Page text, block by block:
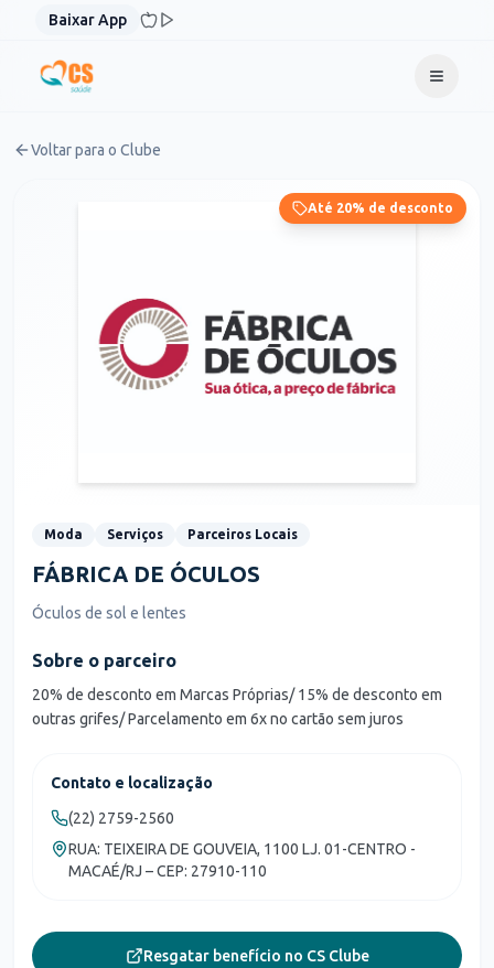
Pular para o conteúdo
Baixar App
Voltar para o Clube
Até 20% de desconto
Moda Serviços Parceiros Locais
FÁBRICA DE ÓCULOS
Óculos de sol e lentes
Sobre o parceiro
20% de desconto em Marcas Próprias/ 15% de desconto em
outras grifes/ Parcelamento em 6x no cartão sem juros
Contato e localização
(22) 2759-2560
RUA: TEIXEIRA DE GOUVEIA, 1100 LJ. 01-CENTRO -
MACAÉ/RJ – CEP: 27910-110
Resgatar benefício no CS Clube